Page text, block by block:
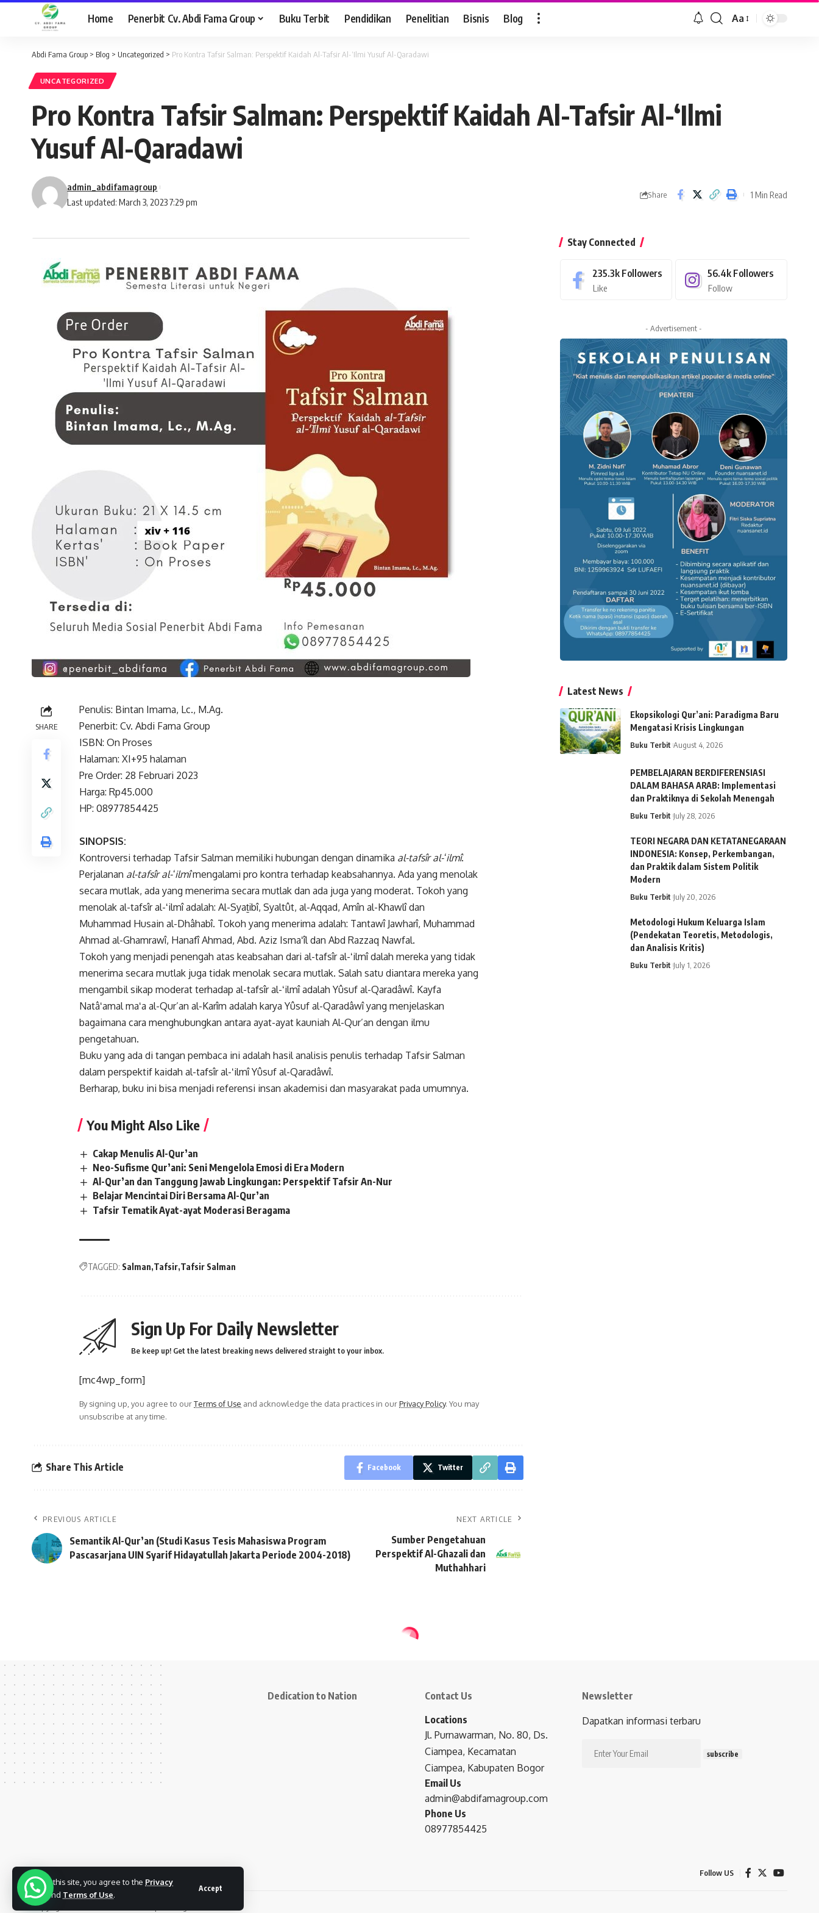
By using this site, you agree to the Privacy
Policyand Terms of Use.
Accept
Home Penerbit Cv. Abdi Fama Group Buku Terbit Pendidikan Penelitian Bisnis Blog
Font
Aa
Abdi Fama Group > Blog > Uncategorized > Pro Kontra Tafsir Salman: Perspektif Kaidah Al-Tafsir Al-‘Ilmi Yusuf Al-Qaradawi
UNCATEGORIZED
Pro Kontra Tafsir Salman: Perspektif Kaidah Al-Tafsir Al-‘Ilmi
Yusuf Al-Qaradawi
Last updated: March 3, 2023 7:29 pm
admin_abdifamagroup
Share 1 Min Read
SHARE
Penulis: Bintan Imama, Lc., M.Ag.
Penerbit: Cv. Abdi Fama Group
ISBN: On Proses
Halaman: XI+95 halaman
Pre Order: 28 Februari 2023
Harga: Rp45.000
HP: 08977854425
SINOPSIS:
Kontroversi terhadap Tafsir Salman memiliki hubungan dengan dinamika al-tafsîr al-ʻilmî.
Perjalanan al-tafsîr al-ʻilmîmengalami pro kontra terhadap keabsahannya. Ada yang menolak
secara mutlak, ada yang menerima secara mutlak dan ada juga yang moderat. Tokoh yang
menolak al-tafsîr al-ʻilmî adalah: Al-Syaṯibî, Syaltût, al-Aqqad, Amîn al-Khawlî dan
Muhammad Husain al-Dhâhabî. Tokoh yang menerima adalah: Tantawî Jawharî, Muhammad
Ahmad al-Ghamrawî, Hanafî Ahmad, Abd. Aziz Ismaʻîl dan Abd Razzaq Nawfal.
Tokoh yang menjadi penengah atas keabsahan dari al-tafsîr al-ʻilmî dalah mereka yang tidak
menerima secara mutlak juga tidak menolak secara mutlak. Salah satu diantara mereka yang
mengambil sikap moderat terhadap al-tafsîr al-ʻilmî adalah Yûsuf al-Qaradâwî. Kayfa
Natâʻamal maʻa al-Qur’an al-Karîm adalah karya Yûsuf al-Qaradâwî yang menjelaskan
bagaimana cara menghubungkan antara ayat-ayat kauniah Al-Qur’an dengan ilmu
pengetahuan.
Buku yang ada di tangan pembaca ini adalah hasil analisis penulis terhadap Tafsir Salman
dalam perspektif kaidah al-tafsîr al-ʻilmî Yûsuf al-Qaradâwî.
Berharap, buku ini bisa menjadi referensi insan akademisi dan masyarakat pada umumnya.
You Might Also Like
Cakap Menulis Al-Qur’an
Neo-Sufisme Qur’ani: Seni Mengelola Emosi di Era Modern
Al-Qur’an dan Tanggung Jawab Lingkungan: Perspektif Tafsir An-Nur
Belajar Mencintai Diri Bersama Al-Qur’an
Tafsir Tematik Ayat-ayat Moderasi Beragama
TAGGED: Salman Tafsir Tafsir Salman
Sign Up For Daily Newsletter
Be keep up! Get the latest breaking news delivered straight to your inbox.
[mc4wp_form]
By signing up, you agree to ourTerms of Use and acknowledge the data practices in ourPrivacy Policy. You may
unsubscribe at any time.
Share This Article Facebook Twitter
PREVIOUS ARTICLE
Semantik Al-Qur’an (Studi Kasus Tesis Mahasiswa Program
Pascasarjana UIN Syarif Hidayatullah Jakarta Periode 2004-2018)
NEXT ARTICLE
Sumber Pengetahuan
Perspektif Al-Ghazali dan
Muthahhari
Stay Connected
235.3k Followers
Like
56.4k Followers
Follow
- Advertisement -
Latest News
Ekopsikologi Qur’ani: Paradigma Baru
Mengatasi Krisis Lingkungan
Buku Terbit August 4, 2026
PEMBELAJARAN BERDIFERENSIASI
DALAM BAHASA ARAB: Implementasi
dan Praktiknya di Sekolah Menengah
Buku Terbit July 28, 2026
TEORI NEGARA DAN KETATANEGARAAN
INDONESIA: Konsep, Perkembangan,
dan Praktik dalam Sistem Politik
Modern
Buku Terbit July 20, 2026
Metodologi Hukum Keluarga Islam
(Pendekatan Teoretis, Metodologis,
dan Analisis Kritis)
Buku Terbit July 1, 2026
Dedication to Nation
Contact Us
Locations
Jl. Purnawarman, No. 80, Ds.
Ciampea, Kecamatan
Ciampea, Kabupaten Bogor
Email Us
admin@abdifamagroup.com
Phone Us
08977854425
Newsletter
Dapatkan informasi terbaru
subscribe
Follow US
Copyright © 2022 Abdi Fama Group. All Rights Reserved